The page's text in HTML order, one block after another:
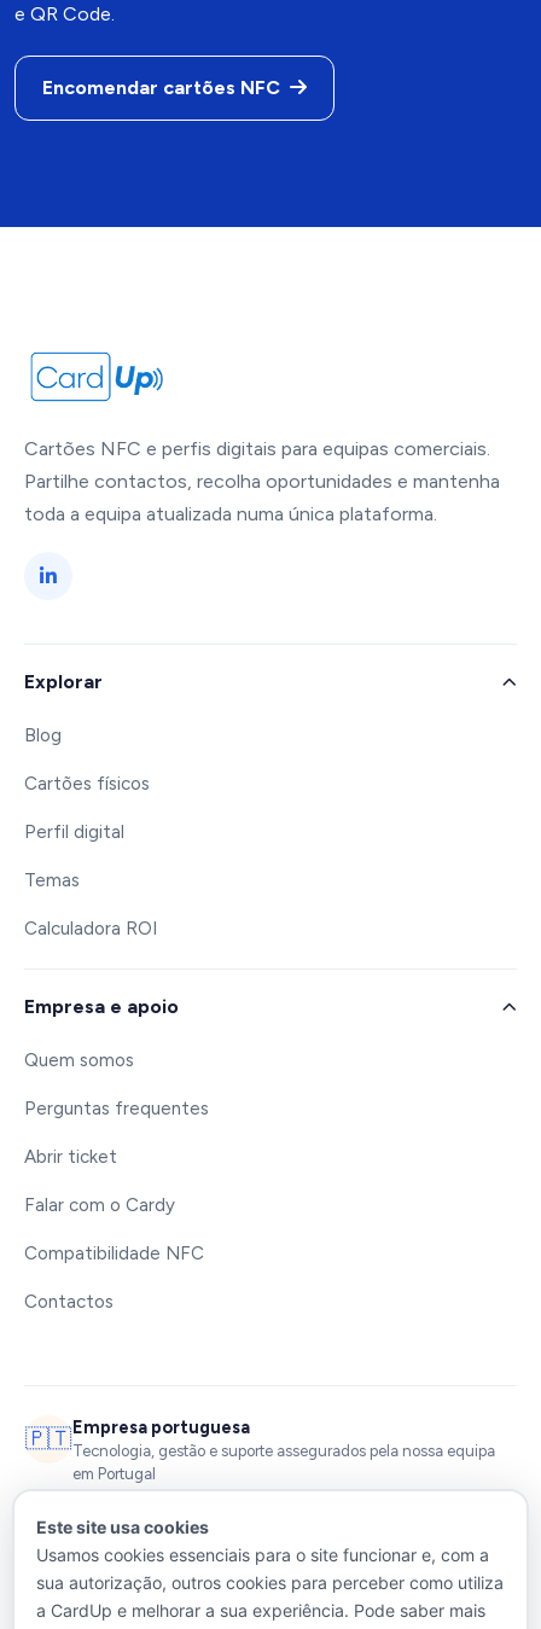
Este site usa cookies
Usamos cookies essenciais para o site funcionar e, com a
sua autorização, outros cookies para perceber como utiliza
a CardUp e melhorar a sua experiência. Pode saber mais
e QR Code.
Encomendar cartões NFC
Cartões NFC e perfis digitais para equipas comerciais.
Partilhe contactos, recolha oportunidades e mantenha
toda a equipa atualizada numa única plataforma.
Explorar
Blog
Cartões físicos
Perfil digital
Temas
Calculadora ROI
Empresa e apoio
Quem somos
Perguntas frequentes
Abrir ticket
Falar com o Cardy
Compatibilidade NFC
Contactos
🇵🇹Empresa portuguesa
Tecnologia, gestão e suporte assegurados pela nossa equipa
em Portugal
Dados protegidos
protegidos contra abuso
Privacidade e utilização responsável